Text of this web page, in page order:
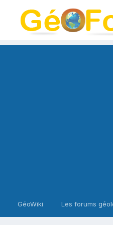
GéoWiki Les forums